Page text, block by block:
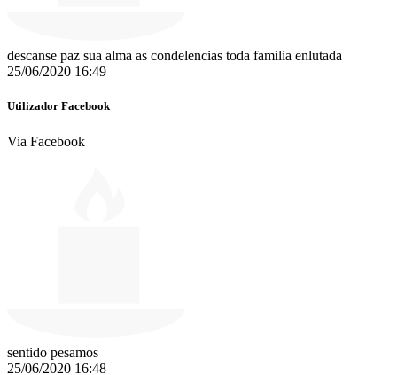
descanse paz sua alma as condelencias toda familia enlutada
25/06/2020 16:49
Utilizador Facebook
Via Facebook
sentido pesamos
25/06/2020 16:48